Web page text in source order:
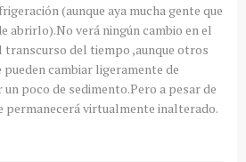
(aunque aya mucha gente que
abrirlo).No verá ningún cambio en el
transcurso del tiempo ,aunque otros
cambiar ligeramente de
poco de sedimento.Pero a pesar de
permanecerá virtualmente inalterado.